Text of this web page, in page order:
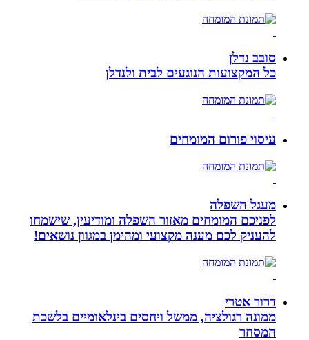
סובב נדלן
כל המקצועות הנוגעים לבית ולנדלן
עיסוי פורום המומחים
מעגל השפלה
לפניכם המומחים מאזור השפלה ומודיעין, שישמחו
להעניק לכם מענה מקצועי ומהימן במגוון נושאים!
דרור אטרי
ממונה רגולציה, ממשל ויחסים בינלאומיים בלשכת
המסחר